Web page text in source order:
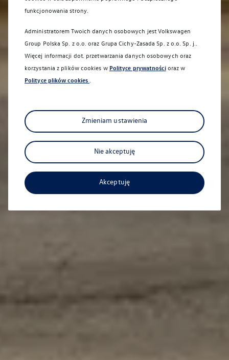
funkcjonowania strony.
Administratorem Twoich danych osobowych jest Volkswagen
Group Polska Sp. z o.o. oraz Grupa Cichy-Zasada Sp. z o.o. Sp. j..
Więcej informacji dot. przetwarzania danych osobowych oraz
korzystania z plików cookies w Polityce prywatnościoraz w
Polityce plików cookies .
Zmieniam ustawienia
Nie akceptuję
Akceptuję